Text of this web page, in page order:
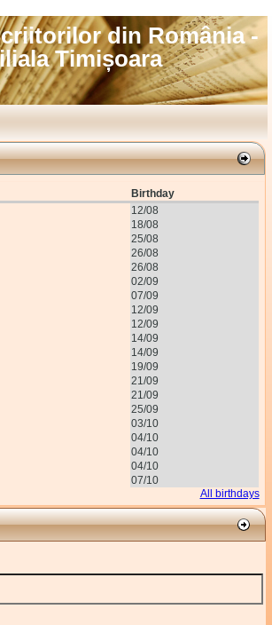
din România -
Timișoara
Birthday
12/08
18/08
25/08
26/08
26/08
02/09
07/09
12/09
12/09
14/09
14/09
19/09
21/09
21/09
25/09
03/10
04/10
04/10
04/10
07/10
All birthdays